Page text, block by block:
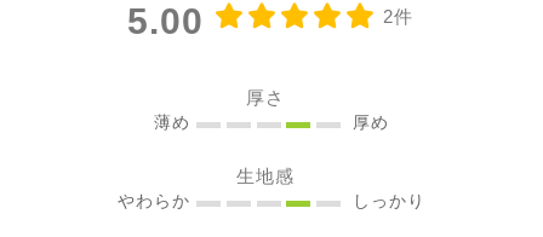
クが明るく優しい雰囲気に
🔶 OC2wayピンタックノー
す #sisam ＃フェアトレード
5.00 2件
厚さ
薄め 厚め
生地感
やわらか しっかり